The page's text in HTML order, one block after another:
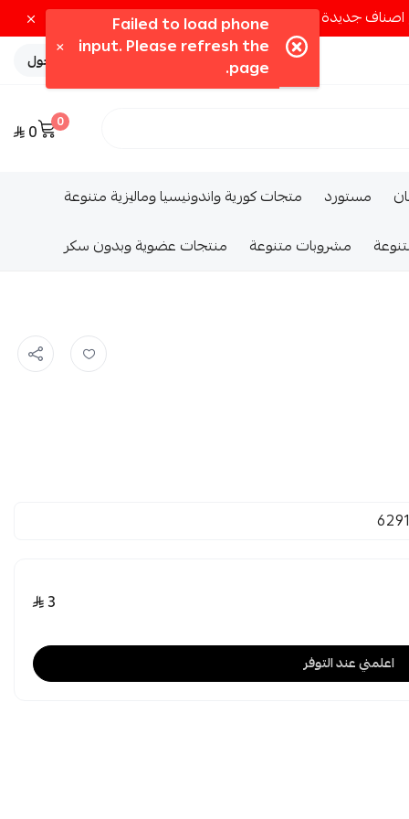
تسجيل الدخول
0
0
مستورد
متجات كورية واندونيسيا وماليزية متنوعة
مشروبات متنوعة منتجات عضوية وبدون سكر
3
اعلمني عند التوفر